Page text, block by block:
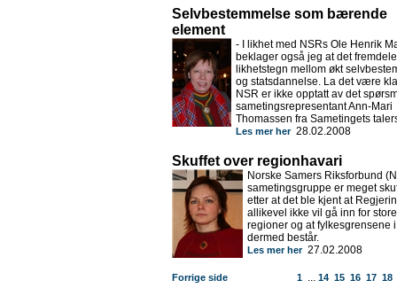
Selvbestemmelse som bærende
element
- I likhet med NSRs Ole Henrik
beklager også jeg at det
likhetstegn mellom økt
og statsdannelse. La det være
NSR er ikke opptatt av det
sametingsrepresentant Ann-Mari
Thomassen fra Sametingets
Les mer her28.02.2008
Skuffet over regionhavari
Norske Samers Riksforbund
sametingsgruppe er meget
etter at det ble kjent at
allikevel ikke vil gå inn for store
regioner og at fylkesgrensene
dermed består.
Les mer her27.02.2008
Forrige side 1... 14 15 16 17 18